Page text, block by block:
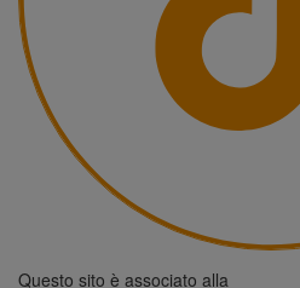
Questo sito è associato alla